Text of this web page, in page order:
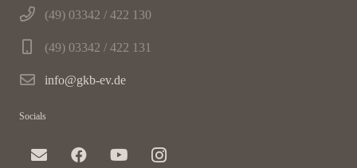
(49) 03342 / 422 130
(49) 03342 / 422 131
info@gkb-ev.de
Socials